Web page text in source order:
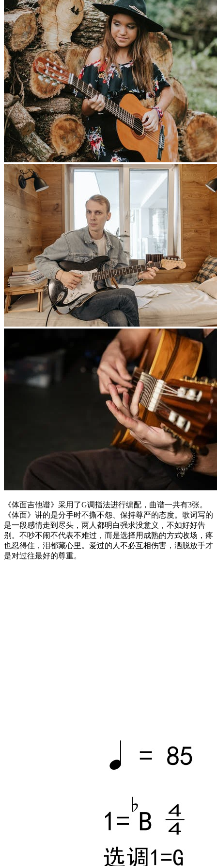
《体面吉他谱》采用了G调指法进行编配，曲谱一共有3张。
《体面》讲的是分手时不撕不怨、保持尊严的态度。歌词写的
是一段感情走到尽头，两人都明白强求没意义，不如好好告
别。不吵不闹不代表不难过，而是选择用成熟的方式收场，疼
也忍得住，泪都藏心里。爱过的人不必互相伤害，洒脱放手才
是对过往最好的尊重。